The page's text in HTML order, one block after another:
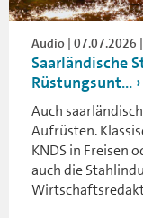
Audio | 07.07.2026
Saarländische
Rüstungsunt...
Auch
Aufrüsten.
KNDS in Freisen
auch die